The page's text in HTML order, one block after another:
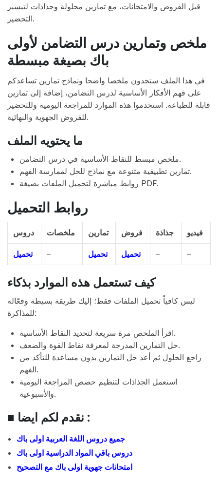
قبل الفروض والامتحانات، مع تمارين محلولة وجذاذات لتيسير
التحضير.
ملخص وتمارين درس التضامن لأولى
باك بصيغة مبسطة
في هذا الملف ستجدون ملخصا واضحا ونماذج تمارين تساعدكم
على فهم الأفكار الأساسية لدرس التضامن، إضافة إلى تمارين
قابلة للطباعة. استخدموا هذه الموارد للمراجعة اليومية وللتحضير
للفروض الجهوية والنهائية.
ما يحتويه الملف
ملخص مبسط للنقاط الأساسية في درس التضامن.
تمارين تطبيقية متنوعة مع نماذج للحل لممارسة الفهم.
روابط مباشرة لتحميل الملفات بصيغة PDF.
روابط التحميل
دروس ملخصات تمارين فروض جذاذة فيديو
تحميل – تحميل تحميل – –
كيف تستعمل هذه الموارد بذكاء
ليس كافياً تحميل الملفات فقط؛ إليك طريقة بسيطة وفعّالة
للمذاكرة:
اقرأ الملخص مرة سريعة لتحديد النقاط الأساسية.
حل التمارين المدرجة لمعرفة نقاط القوة والضعف.
راجع الحلول ثم أعد حل التمارين بدون مساعدة للتأكد من
الفهم.
استعمل الجذاذات لتنظيم حصص المراجعة اليومية
والأسبوعية.
■ نقدم لكم ايضا :
جميع دروس اللغة العربية اولى باك
دروس باقي المواد الدراسية اولى باك
امتحانات جهوية اولى باك مع التصحيح